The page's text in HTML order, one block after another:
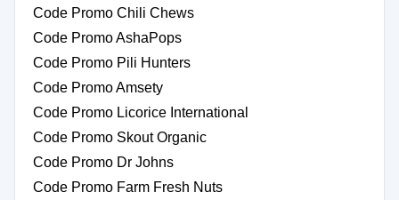
Code Promo Chili Chews
Code Promo AshaPops
Code Promo Pili Hunters
Code Promo Amsety
Code Promo Licorice International
Code Promo Skout Organic
Code Promo Dr Johns
Code Promo Farm Fresh Nuts